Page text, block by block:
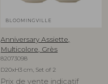
BLOOMINGVILLE
Anniversary Assiette,
Multicolore, Grès
82073098
D20xH3 cm, Set of 2
Prix de vente indicatif